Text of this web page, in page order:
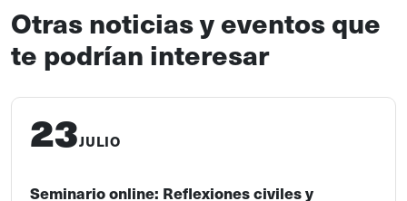
Otras noticias y eventos que
te podrían interesar
23JULIO
Seminario online: Reflexiones civiles y